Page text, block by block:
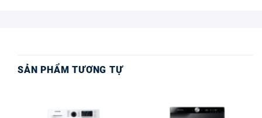
SẢN PHẨM TƯƠNG TỰ